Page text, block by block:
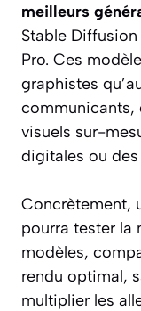
meilleurs
Stable Diffusion
Pro. Ces
graphistes
communicants,
visuels sur-
digitales ou
Concrètement,
pourra tester la
modèles,
rendu optimal,
multiplier les